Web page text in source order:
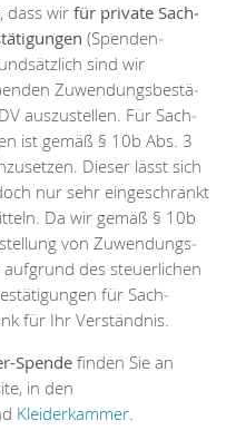
dass wir für private Sach­
(Spen­den­
sind wir
Zuwen­dungs­bestä­
auszustellen. Für Sach­
ist gemäß § 10b Abs. 3
Dieser lässt sich
nur sehr ein­ge­schränkt
Da wir gemäß § 10b
von Zuwen­dungs­
des steuer­lichen
für Sach­
für Ihr Verständnis.
Spende finden Sie an
in den
Kleiderkammer.